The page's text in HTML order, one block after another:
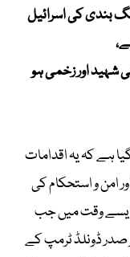
بندی کی اسرائیل
شہید اور زخمی ہو
ہے کہ یہ اقدامات
امن و استحکام کی
ایسے وقت میں جب
صدر ڈونلڈ ٹرمپ کے